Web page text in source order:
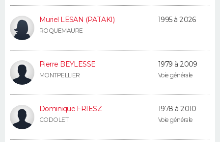
Muriel LESAN (PATAKI)
ROQUEMAURE
1995 à 2026
Pierre BEYLESSE
MONTPELLIER
1979 à 2009
Voie générale
Dominique FRIESZ
CODOLET
1978 à 2010
Voie générale